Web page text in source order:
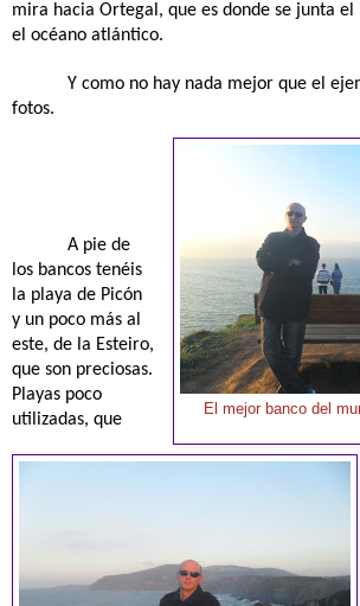
mira hacia Ortegal, que es donde se junta
el océano atlántico.
Y como no hay nada mejor que el
fotos.
El mejor banco del
A pie de
los bancos tenéis
la playa de Picón
y un poco más al
este, de la Esteiro,
que son preciosas.
Playas poco
utilizadas, que